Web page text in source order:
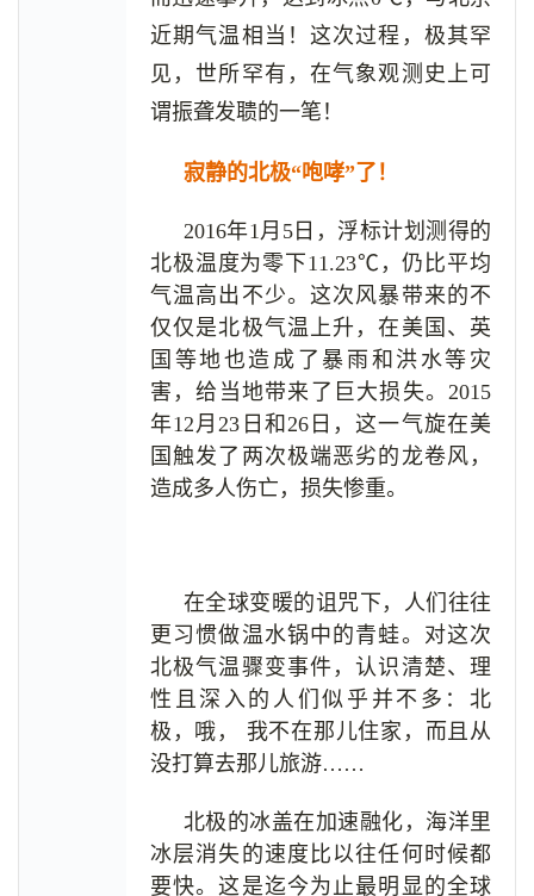
近期气温相当！这次过程，极其罕
见，世所罕有，在气象观测史上可
谓振聋发聩的一笔！
寂静的北极“咆哮”了！
2016年1月5日，浮标计划测得的
北极温度为零下11.23℃，仍比平均
气温高出不少。这次风暴带来的不
仅仅是北极气温上升，在美国、英
国等地也造成了暴雨和洪水等灾
害，给当地带来了巨大损失。2015
年12月23日和26日，这一气旋在美
国触发了两次极端恶劣的龙卷风，
造成多人伤亡，损失惨重。
在全球变暖的诅咒下，人们往往
更习惯做温水锅中的青蛙。对这次
北极气温骤变事件，认识清楚、理
性且深入的人们似乎并不多：北
极，哦， 我不在那儿住家，而且从
没打算去那儿旅游……
北极的冰盖在加速融化，海洋里
冰层消失的速度比以往任何时候都
要快。这是迄今为止最明显的全球